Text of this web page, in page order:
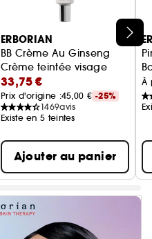
ERBORIAN
BB Crème Au Ginseng
Crème teintée visage
33,75 €
Prix d'origine :45,00 € -25%
1469avis
Existe en 5 teintes
Ajouter au panier
À